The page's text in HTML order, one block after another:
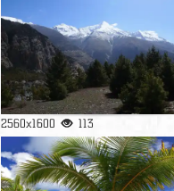
2560x1600 113